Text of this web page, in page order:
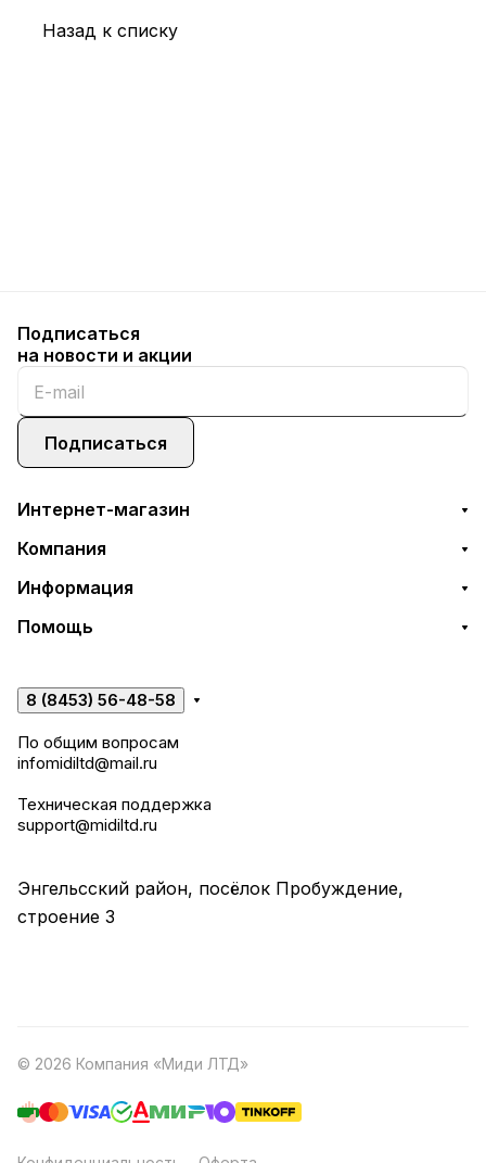
Назад к списку
Подписаться
на новости и акции
Подписаться
Интернет-магазин
Компания
Информация
Помощь
8 (8453) 56-48-58
По общим вопросам
infomidiltd@mail.ru
Техническая поддержка
support@midiltd.ru
Энгельсский район, посёлок Пробуждение,
строение 3
© 2026 Компания «Миди ЛТД»